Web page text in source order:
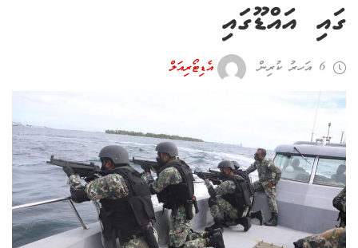
ގައި އައްޑޫގައި
6 އަހރު ކުރިން އެޑިޓޯރިއަލް